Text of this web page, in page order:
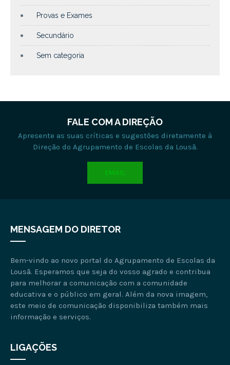
Provas e Exames
Secundário
Sem categoria
FALE COM A DIREÇÃO
Apresente as suas críticas e sugestões diretamente à
Direção do Agrupamento de Escolas da Lousã.
EMAIL
MENSAGEM DO DIRETOR
Bem-vindo ao novo portal do Agrupamento de Escolas da
Lousã. Esperamos que seja do vosso agrado e contribua
para melhorar a comunicação com a comunidade
educativa e o público em geral. Além da nova imagem,
este meio de comunicação disponibiliza também mais
informação e serviços.
LIGAÇÕES